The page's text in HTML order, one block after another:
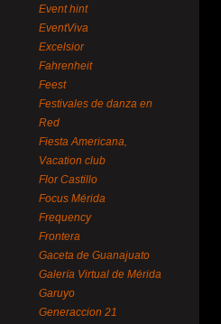
Event hint
EventViva
Excelsior
Fahrenheit
Feest
Festivales de danza en
Red
Fiesta Americana,
Vacation club
Flor Castillo
Focus Mérida
Frequency
Frontera
Gaceta de Guanajuato
Galería Virtual de Mérida
Garuyo
Generaccion 21